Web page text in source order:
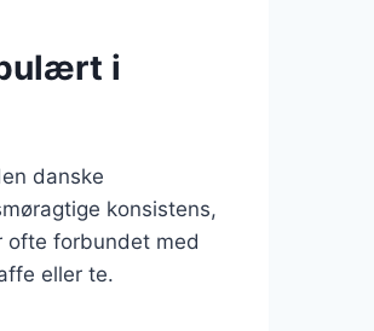
i
danske
konsistens,
ofte forbundet med
eller te.